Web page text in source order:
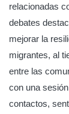
relacionadas
debates
mejorar la
migrantes, al
entre las
con una
contactos,